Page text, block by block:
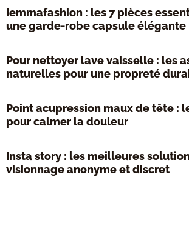
Iemmafashion : les 7 pièces
une garde-robe capsule élégante
Pour nettoyer lave vaisselle : les
naturelles pour une propreté
Point acupression maux de tête :
pour calmer la douleur
Insta story : les meilleures
visionnage anonyme et discret